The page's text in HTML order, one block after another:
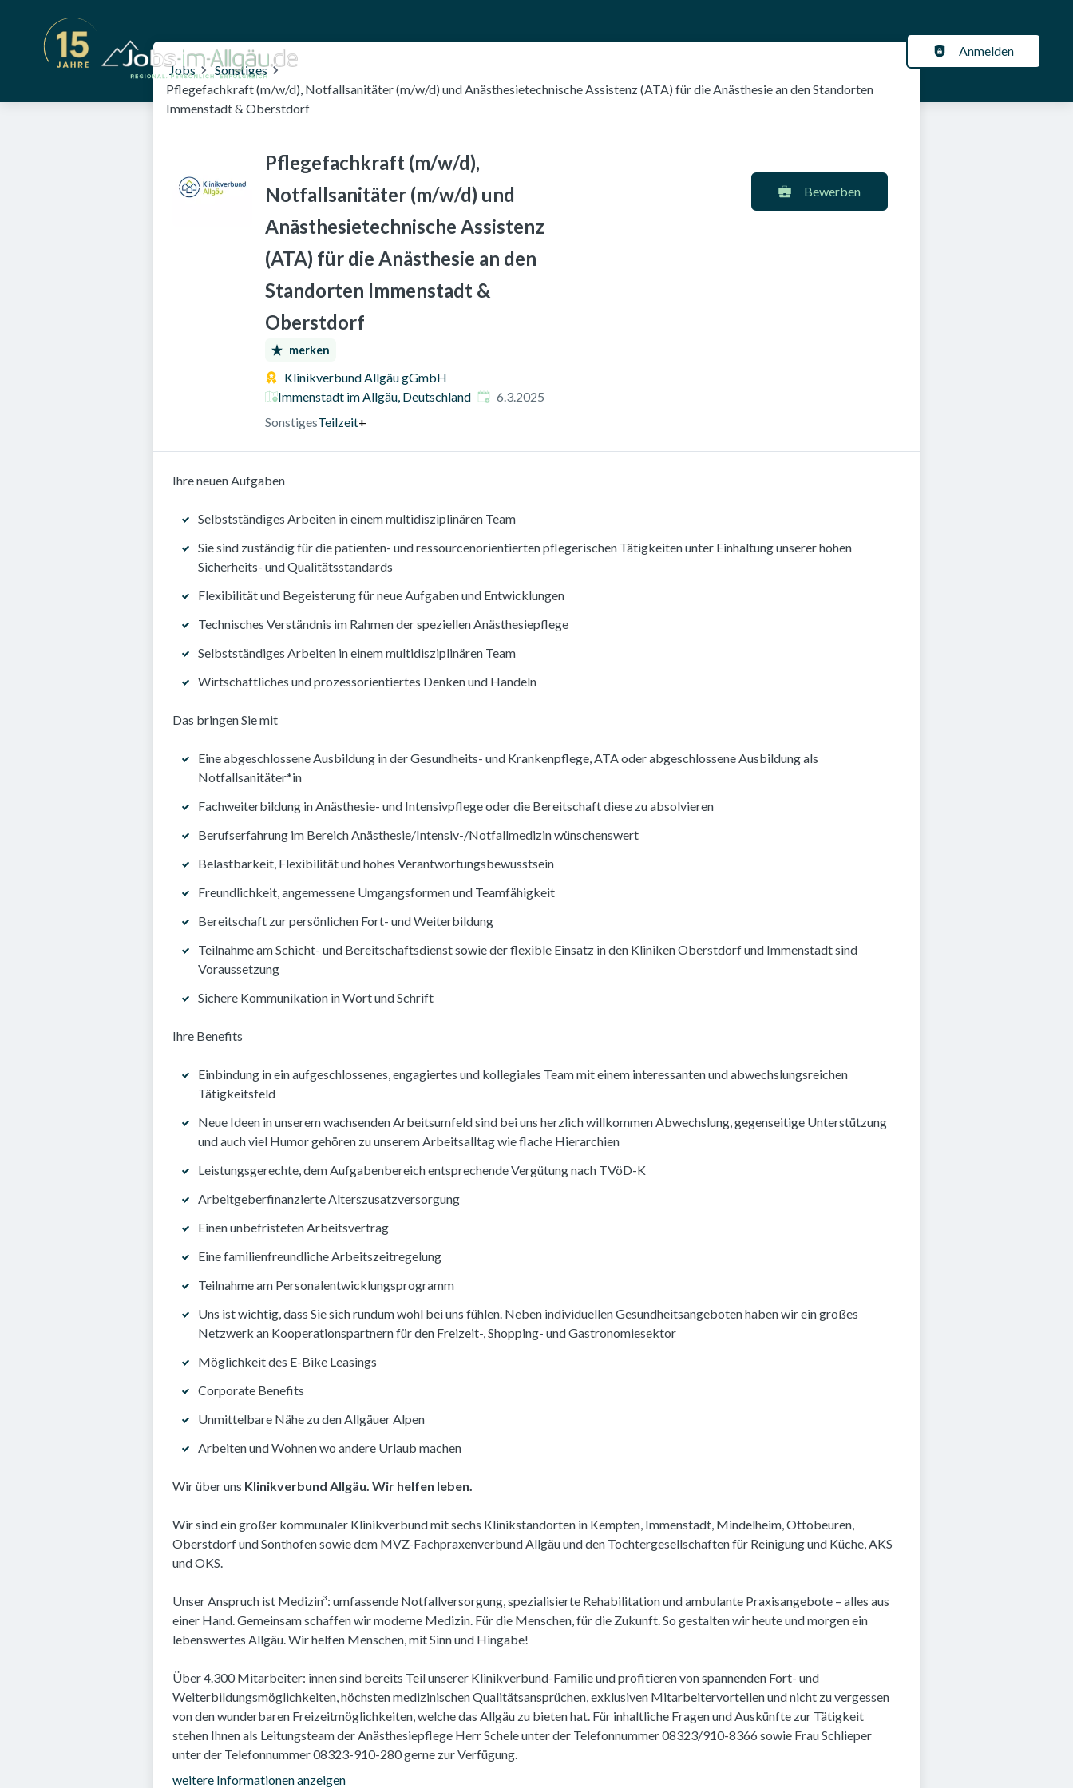
Anmelden
Jobs
Sonstiges
Pflegefachkraft (m/w/d), Notfallsanitäter (m/w/d) und Anästhesietechnische Assistenz (ATA) für die Anästhesie an den Standorten
Immenstadt & Oberstdorf
Pflegefachkraft (m/w/d),
Notfallsanitäter (m/w/d) und
Anästhesietechnische Assistenz
(ATA) für die Anästhesie an den
Standorten Immenstadt &
Oberstdorf
merken
Klinikverbund Allgäu gGmbH
Immenstadt im Allgäu, Deutschland Veröffentlicht am
6.3.2025
SonstigesTeilzeit+
Bewerben
Ihre neuen Aufgaben
Selbstständiges Arbeiten in einem multidisziplinären Team
Sie sind zuständig für die patienten- und ressourcenorientierten pflegerischen Tätigkeiten unter Einhaltung unserer hohen
Sicherheits- und Qualitätsstandards
Flexibilität und Begeisterung für neue Aufgaben und Entwicklungen
Technisches Verständnis im Rahmen der speziellen Anästhesiepflege
Selbstständiges Arbeiten in einem multidisziplinären Team
Wirtschaftliches und prozessorientiertes Denken und Handeln
Das bringen Sie mit
Eine abgeschlossene Ausbildung in der Gesundheits- und Krankenpflege, ATA oder abgeschlossene Ausbildung als
Notfallsanitäter*in
Fachweiterbildung in Anästhesie- und Intensivpflege oder die Bereitschaft diese zu absolvieren
Berufserfahrung im Bereich Anästhesie/Intensiv-/Notfallmedizin wünschenswert
Belastbarkeit, Flexibilität und hohes Verantwortungsbewusstsein
Freundlichkeit, angemessene Umgangsformen und Teamfähigkeit
Bereitschaft zur persönlichen Fort- und Weiterbildung
Teilnahme am Schicht- und Bereitschaftsdienst sowie der flexible Einsatz in den Kliniken Oberstdorf und Immenstadt sind
Voraussetzung
Sichere Kommunikation in Wort und Schrift
Ihre Benefits
Einbindung in ein aufgeschlossenes, engagiertes und kollegiales Team mit einem interessanten und abwechslungsreichen
Tätigkeitsfeld
Neue Ideen in unserem wachsenden Arbeitsumfeld sind bei uns herzlich willkommen Abwechslung, gegenseitige Unterstützung
und auch viel Humor gehören zu unserem Arbeitsalltag wie flache Hierarchien
Leistungsgerechte, dem Aufgabenbereich entsprechende Vergütung nach TVöD-K
Arbeitgeberfinanzierte Alterszusatzversorgung
Einen unbefristeten Arbeitsvertrag
Eine familienfreundliche Arbeitszeitregelung
Teilnahme am Personalentwicklungsprogramm
Uns ist wichtig, dass Sie sich rundum wohl bei uns fühlen. Neben individuellen Gesundheitsangeboten haben wir ein großes
Netzwerk an Kooperationspartnern für den Freizeit-, Shopping- und Gastronomiesektor
Möglichkeit des E-Bike Leasings
Corporate Benefits
Unmittelbare Nähe zu den Allgäuer Alpen
Arbeiten und Wohnen wo andere Urlaub machen
Wir über uns Klinikverbund Allgäu. Wir helfen leben.
Wir sind ein großer kommunaler Klinikverbund mit sechs Klinikstandorten in Kempten, Immenstadt, Mindelheim, Ottobeuren,
Oberstdorf und Sonthofen sowie dem MVZ-Fachpraxenverbund Allgäu und den Tochtergesellschaften für Reinigung und Küche, AKS
und OKS.
Unser Anspruch ist Medizin³: umfassende Notfallversorgung, spezialisierte Rehabilitation und ambulante Praxisangebote – alles aus
einer Hand. Gemeinsam schaffen wir moderne Medizin. Für die Menschen, für die Zukunft. So gestalten wir heute und morgen ein
lebenswertes Allgäu. Wir helfen Menschen, mit Sinn und Hingabe!
Über 4.300 Mitarbeiter: innen sind bereits Teil unserer Klinikverbund-Familie und profitieren von spannenden Fort- und
Weiterbildungsmöglichkeiten, höchsten medizinischen Qualitätsansprüchen, exklusiven Mitarbeitervorteilen und nicht zu vergessen
von den wunderbaren Freizeitmöglichkeiten, welche das Allgäu zu bieten hat. Für inhaltliche Fragen und Auskünfte zur Tätigkeit
stehen Ihnen als Leitungsteam der Anästhesiepflege Herr Schele unter der Telefonnummer 08323/910-8366 sowie Frau Schlieper
unter der Telefonnummer 08323-910-280 gerne zur Verfügung.
weitere Informationen anzeigen